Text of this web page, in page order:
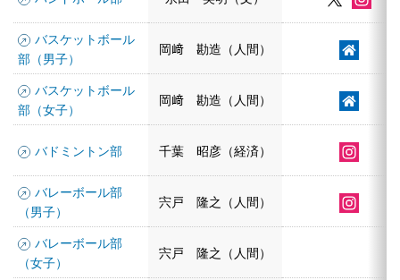
バスケットボール
部（男子）
岡﨑 勘造（人間）
バスケットボール
部（女子）
岡﨑 勘造（人間）
バドミントン部 千葉 昭彦（経済）
バレーボール部
（男子）
宍戸 隆之（人間）
バレーボール部
（女子）
宍戸 隆之（人間）